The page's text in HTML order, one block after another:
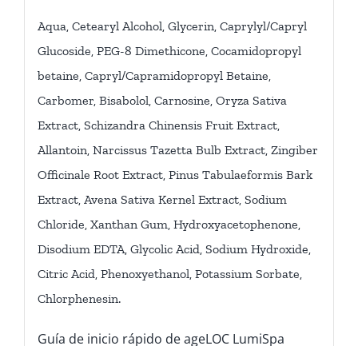
Aqua, Cetearyl Alcohol, Glycerin, Caprylyl/Capryl
Glucoside, PEG-8 Dimethicone, Cocamidopropyl
betaine, Capryl/Capramidopropyl Betaine,
Carbomer, Bisabolol, Carnosine, Oryza Sativa
Extract, Schizandra Chinensis Fruit Extract,
Allantoin, Narcissus Tazetta Bulb Extract, Zingiber
Officinale Root Extract, Pinus Tabulaeformis Bark
Extract, Avena Sativa Kernel Extract, Sodium
Chloride, Xanthan Gum, Hydroxyacetophenone,
Disodium EDTA, Glycolic Acid, Sodium Hydroxide,
Citric Acid, Phenoxyethanol, Potassium Sorbate,
Chlorphenesin.
Guía de inicio rápido de ageLOC LumiSpa